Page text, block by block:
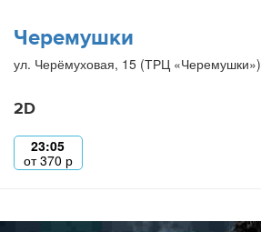
Черемушки
ул. Черёмуховая, 15 (ТРЦ «Черемушки»)
2D
23:05
от370 р